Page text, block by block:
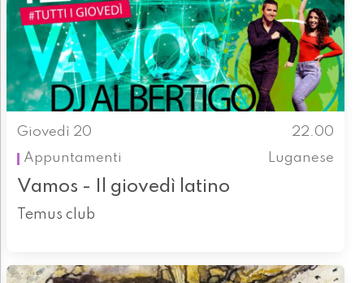
Giovedì 20
22.00
Appuntamenti
Luganese
Vamos - Il giovedì latino
Temus club